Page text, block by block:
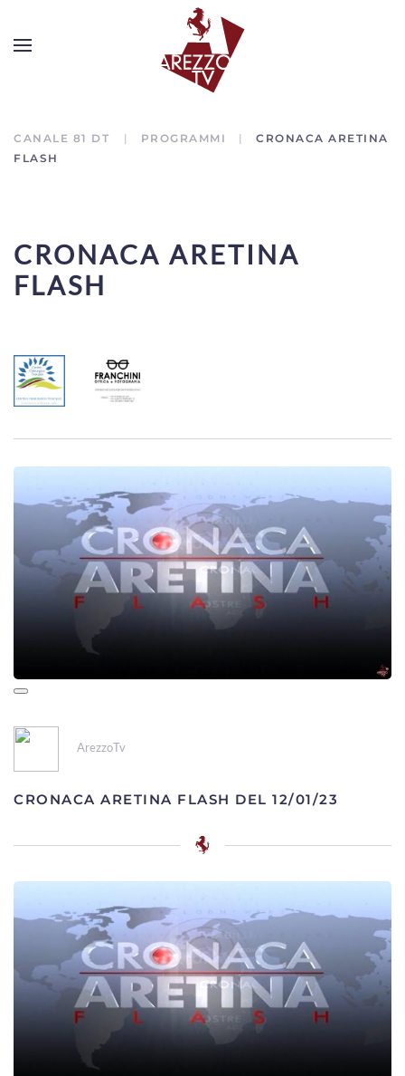
CANALE 81 DT PROGRAMMI
CRONACA ARETINA
FLASH
CRONACA ARETINA
FLASH
ArezzoTv
CRONACA ARETINA FLASH DEL 12/01/23